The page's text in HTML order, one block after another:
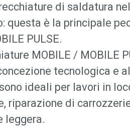
di saldatura
questa è la principale
PULSE.
MOBILE / MOBILE
tecnologica e
ideali per lavori in
riparazione di
leggera.